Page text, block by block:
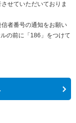
せていただいておりま
者番号の通知をお願い
の前に「186」をつけて